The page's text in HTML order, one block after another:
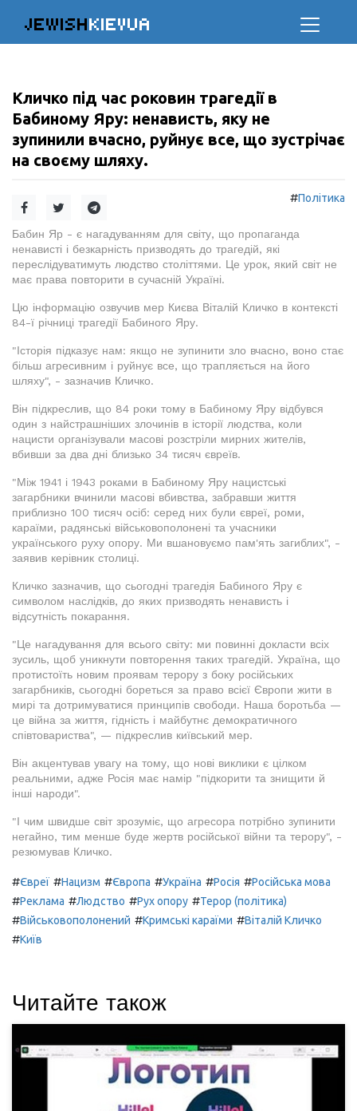
JEWISHKIEVUA
Кличко під час роковин трагедії в
Бабиному Яру: ненависть, яку не
зупинили вчасно, руйнує все, що зустрічає
на своєму шляху.
#Політика
Бабин Яр - є нагадуванням для світу, що пропаганда
ненависті і безкарність призводять до трагедій, які
переслідуватимуть людство століттями. Це урок, який світ не
має права повторити в сучасній Україні.
Цю інформацію озвучив мер Києва Віталій Кличко в контексті
84-ї річниці трагедії Бабиного Яру.
"Історія підказує нам: якщо не зупинити зло вчасно, воно стає
більш агресивним і руйнує все, що трапляється на його
шляху", - зазначив Кличко.
Він підкреслив, що 84 роки тому в Бабиному Яру відбувся
один з найстрашніших злочинів в історії людства, коли
нацисти організували масові розстріли мирних жителів,
вбивши за два дні близько 34 тисяч євреїв.
"Між 1941 і 1943 роками в Бабиному Яру нацистські
загарбники вчинили масові вбивства, забравши життя
приблизно 100 тисяч осіб: серед них були євреї, роми,
караїми, радянські військовополонені та учасники
українського руху опору. Ми вшановуємо пам'ять загиблих", -
заявив керівник столиці.
Кличко зазначив, що сьогодні трагедія Бабиного Яру є
символом наслідків, до яких призводять ненависть і
відсутність покарання.
"Це нагадування для всього світу: ми повинні докласти всіх
зусиль, щоб уникнути повторення таких трагедій. Україна, що
протистоїть новим проявам терору з боку російських
загарбників, сьогодні бореться за право всієї Європи жити в
мирі та дотримуватися принципів свободи. Наша боротьба —
це війна за життя, гідність і майбутнє демократичного
співтовариства", — підкреслив київський мер.
Він акцентував увагу на тому, що нові виклики є цілком
реальними, адже Росія має намір "підкорити та знищити й
інші народи".
"І чим швидше світ зрозуміє, що агресора потрібно зупинити
негайно, тим менше буде жертв російської війни та терору", -
резюмував Кличко.
#Євреї #Нацизм #Європа #Україна #Росія #Російська мова
#Реклама #Людство #Рух опору #Терор (політика)
#Військовополонений #Кримські караїми #Віталій Кличко
#Київ
Читайте також